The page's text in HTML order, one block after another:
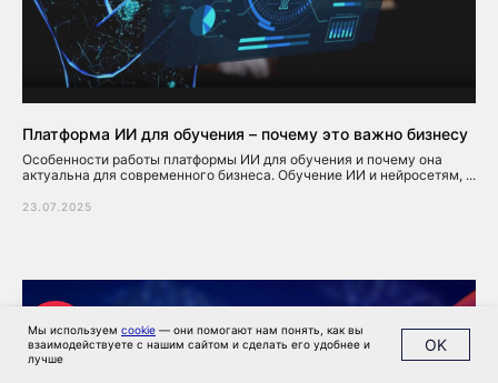
Платформа ИИ для обучения – почему это важно бизнесу
Особенности работы платформы ИИ для обучения и почему она
актуальна для современного бизнеса. Обучение ИИ и нейросетям, ...
23.07.2025
Мы используем cookie — они помогают нам понять, как вы
взаимодействуете с нашим сайтом и сделать его удобнее и
лучше
OK